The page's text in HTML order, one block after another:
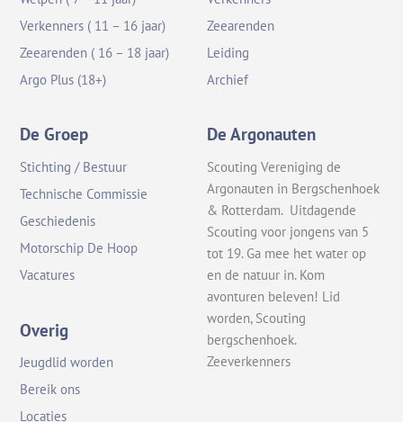
Verkenners ( 11 – 16 jaar)
Zeearenden ( 16 – 18 jaar)
Argo Plus (18+)
Zeearenden
Leiding
Archief
De Groep
Stichting / Bestuur
Technische Commissie
Geschiedenis
Motorschip De Hoop
Vacatures
Overig
Jeugdlid worden
Bereik ons
Locaties
De Argonauten
Scouting Vereniging de
Argonauten in Bergschenhoek
& Rotterdam. Uitdagende
Scouting voor jongens van 5
tot 19. Ga mee het water op
en de natuur in. Kom
avonturen beleven! Lid
worden, Scouting
bergschenhoek.
Zeeverkenners